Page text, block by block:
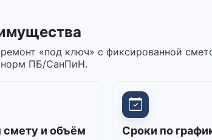
«под ключ» с фиксированной
норм ПБ/СанПиН.
и объём Сроки по